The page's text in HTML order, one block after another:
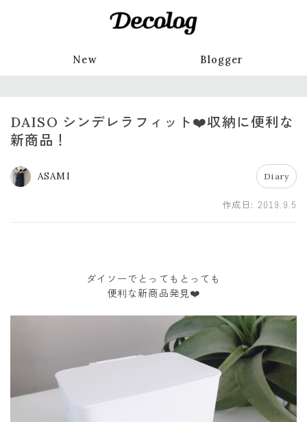
New Blogger
DAISO シンデレラフィット❤️収納に便利な
新商品！
ASAMI Diary
作成日: 2019.9.5
ダイソーでとってもとっても
便利な新商品発見❤️